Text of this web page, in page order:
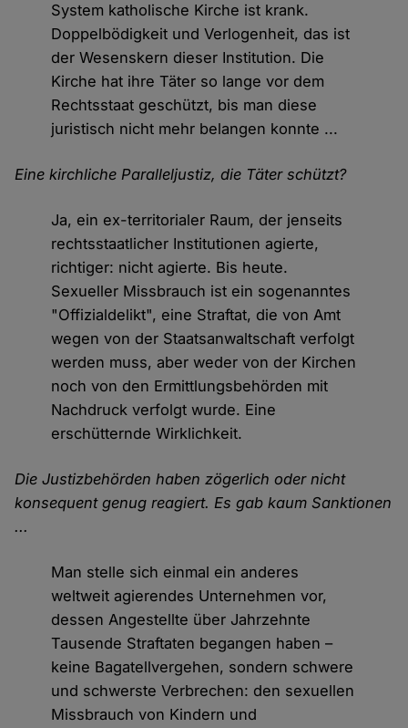
System katholische Kirche ist krank.
Doppelbödigkeit und Verlogenheit, das ist
der Wesenskern dieser Institution. Die
Kirche hat ihre Täter so lange vor dem
Rechtsstaat geschützt, bis man diese
juristisch nicht mehr belangen konnte ...
Eine kirchliche Paralleljustiz, die Täter schützt?
Ja, ein ex-territorialer Raum, der jenseits
rechtsstaatlicher Institutionen agierte,
richtiger: nicht agierte. Bis heute.
Sexueller Missbrauch ist ein sogenanntes
"Offizialdelikt", eine Straftat, die von Amt
wegen von der Staatsanwaltschaft verfolgt
werden muss, aber weder von der Kirchen
noch von den Ermittlungsbehörden mit
Nachdruck verfolgt wurde. Eine
erschütternde Wirklichkeit.
Die Justizbehörden haben zögerlich oder nicht
konsequent genug reagiert. Es gab kaum Sanktionen
...
Man stelle sich einmal ein anderes
weltweit agierendes Unternehmen vor,
dessen Angestellte über Jahrzehnte
Tausende Straftaten begangen haben –
keine Bagatellvergehen, sondern schwere
und schwerste Verbrechen: den sexuellen
Missbrauch von Kindern und